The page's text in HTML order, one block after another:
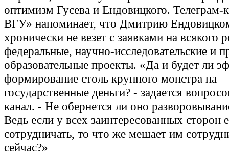
оптимизм Гусева и Ендовицкого.
ВГУ» напоминает, что Дмитрию
хронически не везет с заявками на всякого
федеральные, научно-исследовательские и
образовательные проекты. «Да и будет ли
формирование столь крупного монстра на
государственные деньги? - задается
канал. - Не обернется ли оно
Ведь если у всех заинтересованных сторон
сотрудничать, то что же мешает им
сейчас?»